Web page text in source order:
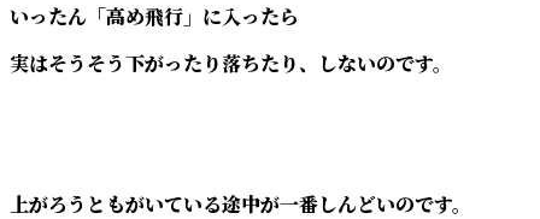
いったん「高め飛行」に入ったら
実はそうそう下がったり落ちたり、しないのです。
上がろうともがいている途中が一番しんどいのです。